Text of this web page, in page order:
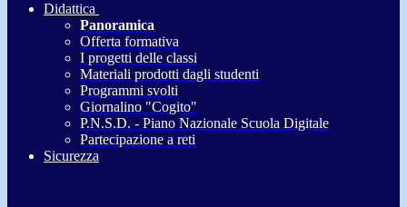
Didattica
Panoramica
Offerta formativa
I progetti delle classi
Materiali prodotti dagli studenti
Programmi svolti
Giornalino "Cogito"
P.N.S.D. - Piano Nazionale Scuola Digitale
Partecipazione a reti
Sicurezza